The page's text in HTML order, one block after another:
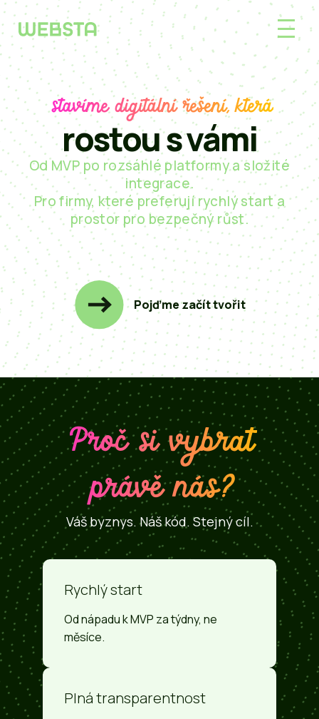
stavíme digitální řešení, která
rostou s vámi
Od MVP po rozsáhlé platformy a složité
integrace.
Pro firmy, které preferují rychlý start a
prostor pro bezpečný růst.
Pojďme začít tvořit
Proč si vybrat
právě nás?
Váš byznys. Náš kód. Stejný cíl.
Rychlý start
Od nápadu k MVP za týdny, ne
měsíce.
Plná transparentnost